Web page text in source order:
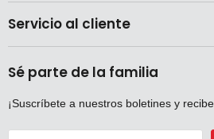
Servicio al cliente
Sé parte de la familia
¡Suscríbete a nuestros boletines y